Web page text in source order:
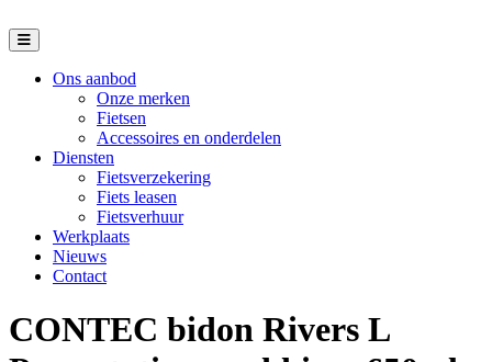
Ons aanbod
Onze merken
Fietsen
Accessoires en onderdelen
Diensten
Fietsverzekering
Fiets leasen
Fietsverhuur
Werkplaats
Nieuws
Contact
CONTEC bidon Rivers L